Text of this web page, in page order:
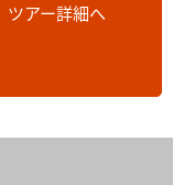
ツアー詳細へ